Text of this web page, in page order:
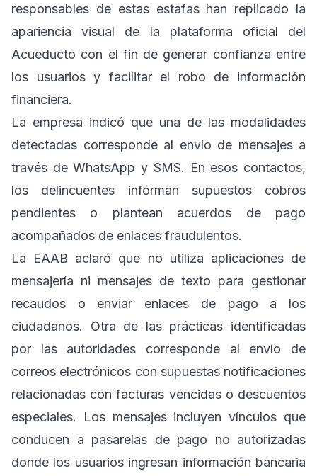
responsables de estas estafas han replicado la
apariencia visual de la plataforma oficial del
Acueducto con el fin de generar confianza entre
los usuarios y facilitar el robo de información
financiera.
La empresa indicó que una de las modalidades
detectadas corresponde al envío de mensajes a
través de WhatsApp y SMS. En esos contactos,
los delincuentes informan supuestos cobros
pendientes o plantean acuerdos de pago
acompañados de enlaces fraudulentos.
La EAAB aclaró que no utiliza aplicaciones de
mensajería ni mensajes de texto para gestionar
recaudos o enviar enlaces de pago a los
ciudadanos. Otra de las prácticas identificadas
por las autoridades corresponde al envío de
correos electrónicos con supuestas notificaciones
relacionadas con facturas vencidas o descuentos
especiales. Los mensajes incluyen vínculos que
conducen a pasarelas de pago no autorizadas
donde los usuarios ingresan información bancaria